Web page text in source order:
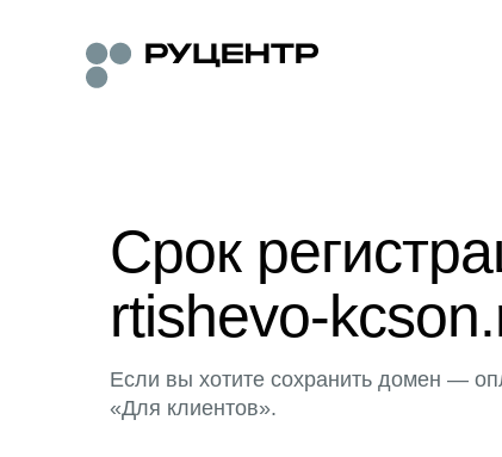
Срок
rtishevo-
Если вы хотите сохранить домен —
«Для клиентов».